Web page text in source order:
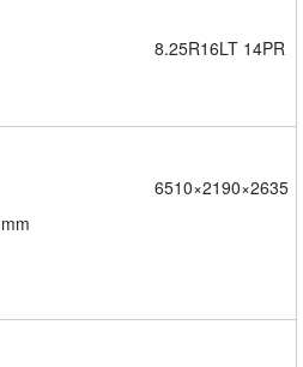
				8.25R16LT 14PR
				6510×2190×2635
mm